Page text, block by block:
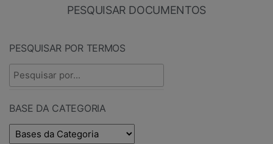
PESQUISAR DOCUMENTOS
PESQUISAR POR TERMOS
BASE DA CATEGORIA